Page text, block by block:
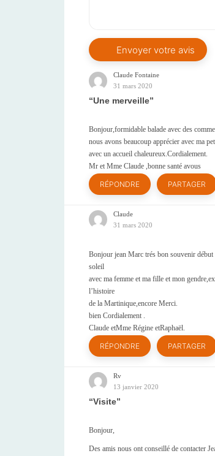
Claude Fontaine
31 mars 2020
Une merveille
Bonjour,formidable balade avec des
nous avons beaucoup apprécier avec ma
avec un accueil chaleureux.Cordialement.
Mr et Mme Claude ,bonne santé avous
RÉPONDRE PARTAGER
Claude
31 mars 2020
Bonjour jean Marc trés bon souvenir
soleil
avec ma femme et ma fille et mon
l’histoire
de la Martinique,encore Merci.
bien Cordialement .
Claude etMme Régine etRaphaël.
RÉPONDRE PARTAGER
Rv
13 janvier 2020
Visite
Bonjour,
Des amis nous ont conseillé de contacter